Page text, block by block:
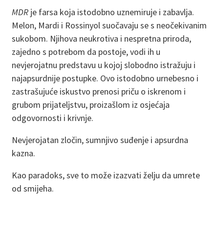
MDR je farsa koja istodobno uznemiruje i zabavlja.
Melon, Mardi i Rossinyol suočavaju se s neočekivanim
sukobom. Njihova neukrotiva i nespretna priroda,
zajedno s potrebom da postoje, vodi ih u
nevjerojatnu predstavu u kojoj slobodno istražuju i
najapsurdnije postupke. Ovo istodobno urnebesno i
zastrašujuće iskustvo prenosi priču o iskrenom i
grubom prijateljstvu, proizašlom iz osjećaja
odgovornosti i krivnje.
Nevjerojatan zločin, sumnjivo suđenje i apsurdna
kazna.
Kao paradoks, sve to može izazvati želju da umrete
od smijeha.